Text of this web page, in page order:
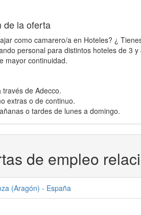
de la oferta
como camarero/a en Hoteles? ¿
personal para distintos hoteles de 3
mayor continuidad.
de Adecco.
extras o de continuo.
o tardes de lunes a domingo.
de empleo
(Aragón) - España